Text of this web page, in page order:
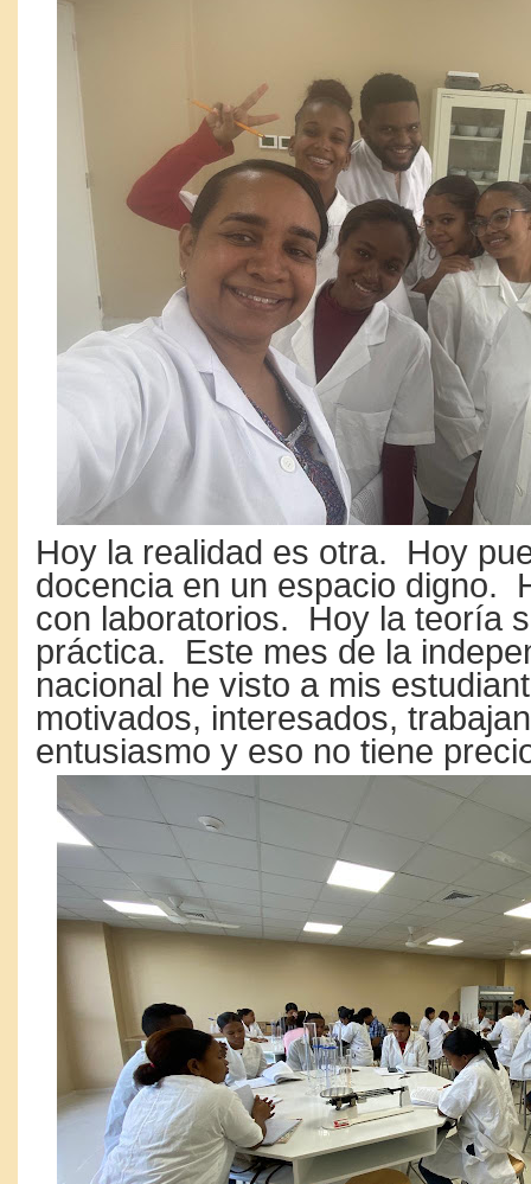
Hoy la realidad es otra. Hoy
docencia en un espacio digno.
con laboratorios. Hoy la teoría
práctica. Este mes de la
nacional he visto a mis
motivados, interesados,
entusiasmo y eso no tiene